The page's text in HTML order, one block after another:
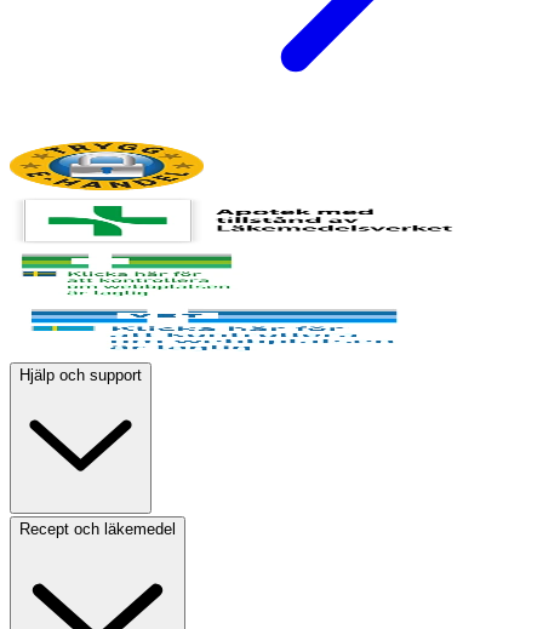
Hjälp och support
Recept och läkemedel